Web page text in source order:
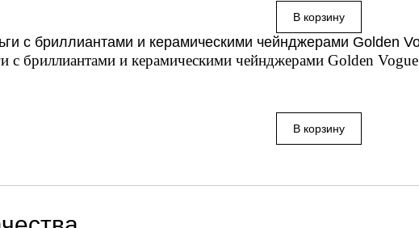
с бриллиантами и керамическими чейнджерами Golden Vogue